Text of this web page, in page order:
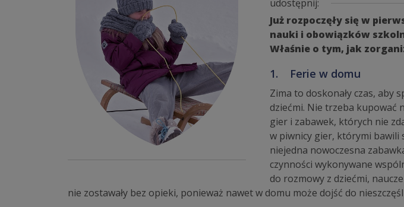
udostępnij:
Już rozpoczęły się w
nauki i obowiązków
Właśnie o tym, jak
1. Ferie w domu
Zima to doskonały czas, aby
dziećmi. Nie trzeba kupować
gier i zabawek, których nie
w piwnicy gier, którymi bawili
niejedna nowoczesna
czynności wykonywane
do rozmowy z dziećmi,
nie zostawały bez opieki, ponieważ nawet w domu może dojść do